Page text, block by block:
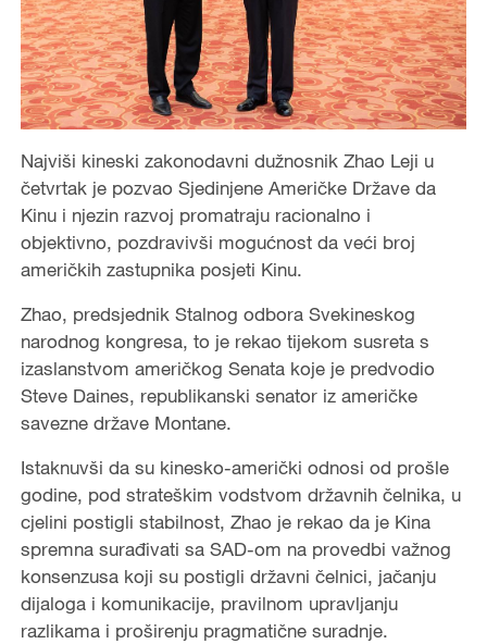
Najviši kineski zakonodavni dužnosnik Zhao Leji u
četvrtak je pozvao Sjedinjene Američke Države da
Kinu i njezin razvoj promatraju racionalno i
objektivno, pozdravivši mogućnost da veći broj
američkih zastupnika posjeti Kinu.
Zhao, predsjednik Stalnog odbora Svekineskog
narodnog kongresa, to je rekao tijekom susreta s
izaslanstvom američkog Senata koje je predvodio
Steve Daines, republikanski senator iz američke
savezne države Montane.
Istaknuvši da su kinesko-američki odnosi od prošle
godine, pod strateškim vodstvom državnih čelnika, u
cjelini postigli stabilnost, Zhao je rekao da je Kina
spremna surađivati sa SAD-om na provedbi važnog
konsenzusa koji su postigli državni čelnici, jačanju
dijaloga i komunikacije, pravilnom upravljanju
razlikama i proširenju pragmatične suradnje.